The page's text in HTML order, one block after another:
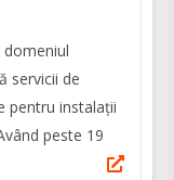
domeniul
servicii de
pentru instalații
peste 19